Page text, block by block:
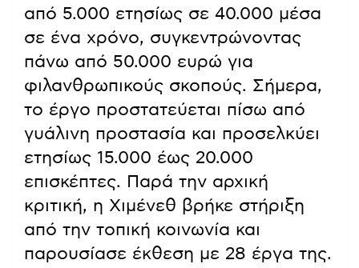
από 5.000 ετησίως σε 40.000 μέσα
σε ένα χρόνο, συγκεντρώνοντας
πάνω από 50.000 ευρώ για
φιλανθρωπικούς σκοπούς. Σήμερα,
το έργο προστατεύεται πίσω από
γυάλινη προστασία και προσελκύει
ετησίως 15.000 έως 20.000
επισκέπτες. Παρά την αρχική
κριτική, η Χιμένεθ βρήκε στήριξη
από την τοπική κοινωνία και
παρουσίασε έκθεση με 28 έργα της.